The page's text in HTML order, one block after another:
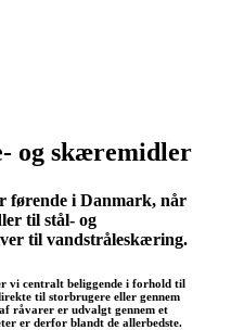
og skæremidler
førende i Danmark, når
til stål- og
til vandstråleskæring.
vi centralt beliggende i forhold til
til storbrugere eller gennem
råvarer er udvalgt gennem et
er derfor blandt de allerbedste.